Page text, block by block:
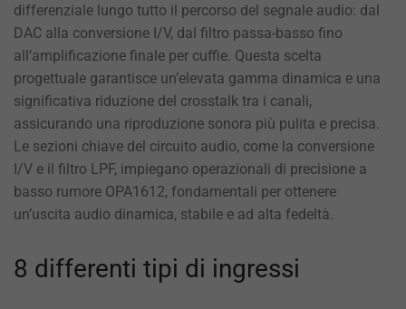
differenziale lungo tutto il percorso del segnale audio: dal
DAC alla conversione I/V, dal filtro passa-basso fino
all’amplificazione finale per cuffie. Questa scelta
progettuale garantisce un’elevata gamma dinamica e una
significativa riduzione del crosstalk tra i canali,
assicurando una riproduzione sonora più pulita e precisa.
Le sezioni chiave del circuito audio, come la conversione
I/V e il filtro LPF, impiegano operazionali di precisione a
basso rumore OPA1612, fondamentali per ottenere
un’uscita audio dinamica, stabile e ad alta fedeltà.
8 differenti tipi di ingressi